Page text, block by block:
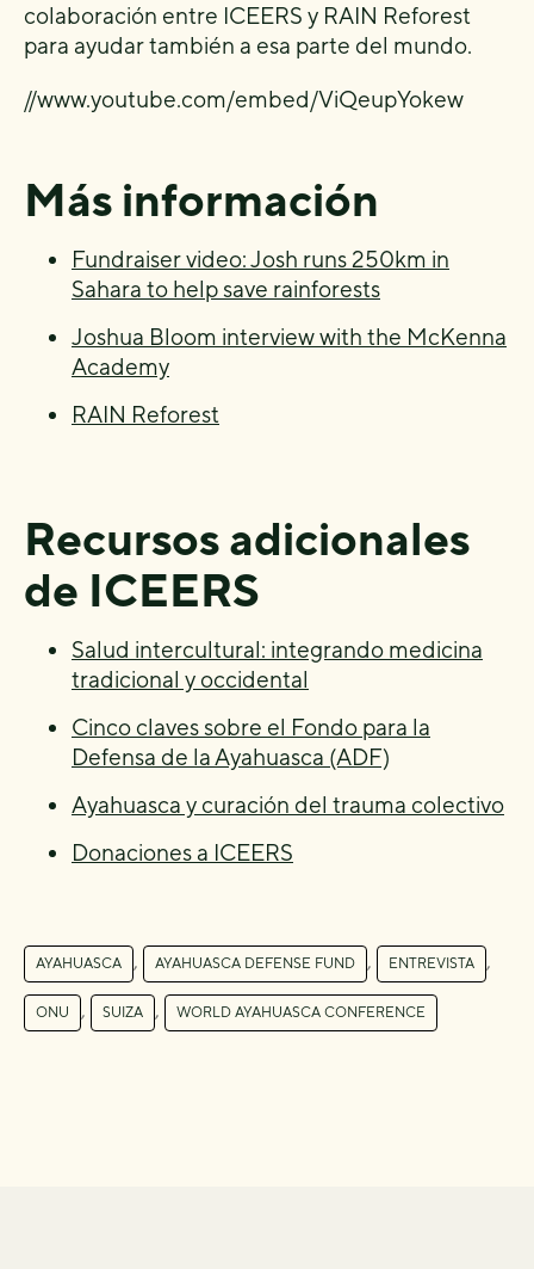
colaboración entre ICEERS y RAIN Reforest
para ayudar también a esa parte del mundo.
//www.youtube.com/embed/ViQeupYokew
Más información
Fundraiser video: Josh runs 250km in
Sahara to help save rainforests
Joshua Bloom interview with the McKenna
Academy
RAIN Reforest
Recursos adicionales
de ICEERS
Salud intercultural: integrando medicina
tradicional y occidental
Cinco claves sobre el Fondo para la
Defensa de la Ayahuasca (ADF)
Ayahuasca y curación del trauma colectivo
Donaciones a ICEERS
AYAHUASCA , AYAHUASCA DEFENSE FUND , ENTREVISTA ,
ONU , SUIZA , WORLD AYAHUASCA CONFERENCE